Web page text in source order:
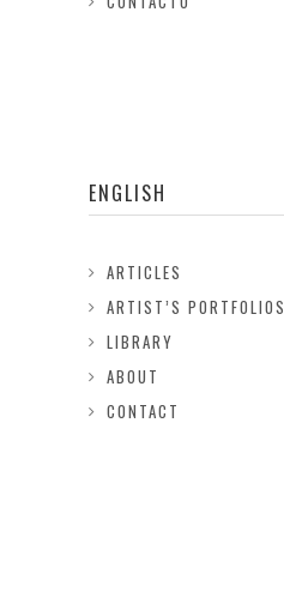
ENGLISH
ARTICLES
ARTIST’S PORTFOLIOS
LIBRARY
ABOUT
CONTACT